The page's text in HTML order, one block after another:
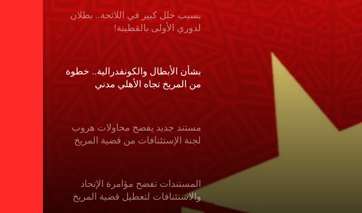
بسبب خلل كبير في اللائحة.. بطلان
لدوري الأولى بالقطينة!
بشأن الأبطال والكونفدرالية.. خطوة
من المريخ تجاه الأهلي مدني
مستند جديد يفضح محاولات هروب
لجنة الإستئنافات من قضية المريخ
المستندات تفضح مؤامرة الإتحاد
والاستئنافات لتعطيل قضية المريخ